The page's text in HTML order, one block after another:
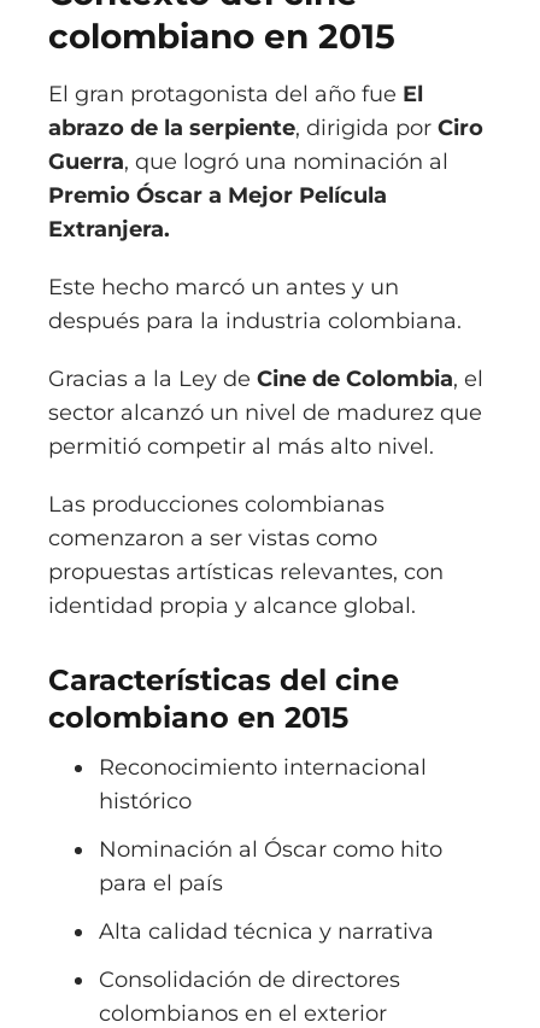
colombiano en 2015
El gran protagonista del año fue El
abrazo de la serpiente, dirigida por Ciro
Guerra, que logró una nominación al
Premio Óscar a Mejor Película
Extranjera.
Este hecho marcó un antes y un
después para la industria colombiana.
Gracias a la Ley de Cine de Colombia, el
sector alcanzó un nivel de madurez que
permitió competir al más alto nivel.
Las producciones colombianas
comenzaron a ser vistas como
propuestas artísticas relevantes, con
identidad propia y alcance global.
Características del cine
colombiano en 2015
Reconocimiento internacional
histórico
Nominación al Óscar como hito
para el país
Alta calidad técnica y narrativa
Consolidación de directores
colombianos en el exterior